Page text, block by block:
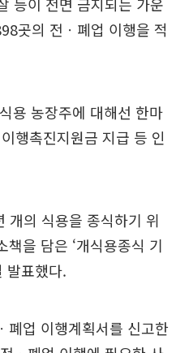
곳의 전ㆍ폐업 이행을 적
용 농장주에 대해선 한마
행촉진지원금 지급 등 인
개의 식용을 종식하기 위
을 담은 ‘개식용종식 기
발표했다.
폐업 이행계획서를 신고한